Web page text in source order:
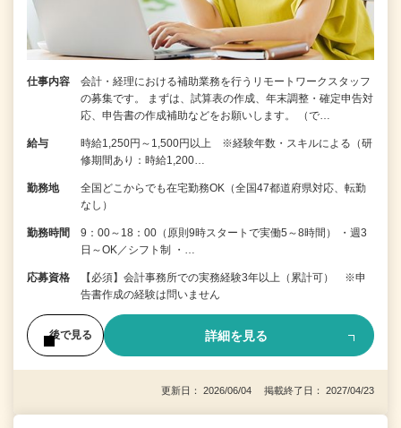
仕事内容
会計・経理における補助業務を行うリモートワークスタッフ
の募集です。 まずは、試算表の作成、年末調整・確定申告対
応、申告書の作成補助などをお願いします。 （で…
給与
時給1,250円～1,500円以上 ※経験年数・スキルによる（研
修期間あり：時給1,200…
勤務地
全国どこからでも在宅勤務OK（全国47都道府県対応、転勤
なし）
勤務時間
9：00～18：00（原則9時スタートで実働5～8時間） ・週3
日～OK／シフト制 ・…
応募資格
【必須】会計事務所での実務経験3年以上（累計可） ※申
告書作成の経験は問いません
後で見る 詳細を見る
更新日： 2026/06/04 掲載終了日： 2027/04/23